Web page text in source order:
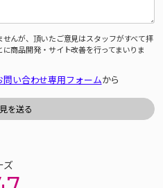
んが、頂いたご意見はスタッフがすべて拝
商品開発・サイト改善を行ってまいりま
問い合わせ専用フォームから
ズ